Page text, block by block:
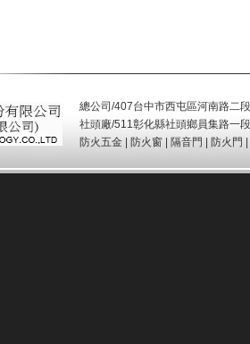
總公司/407台中市西屯區河南
社頭廠/511彰化縣社頭鄉員集
防火五金
防火窗 隔音門 防火門